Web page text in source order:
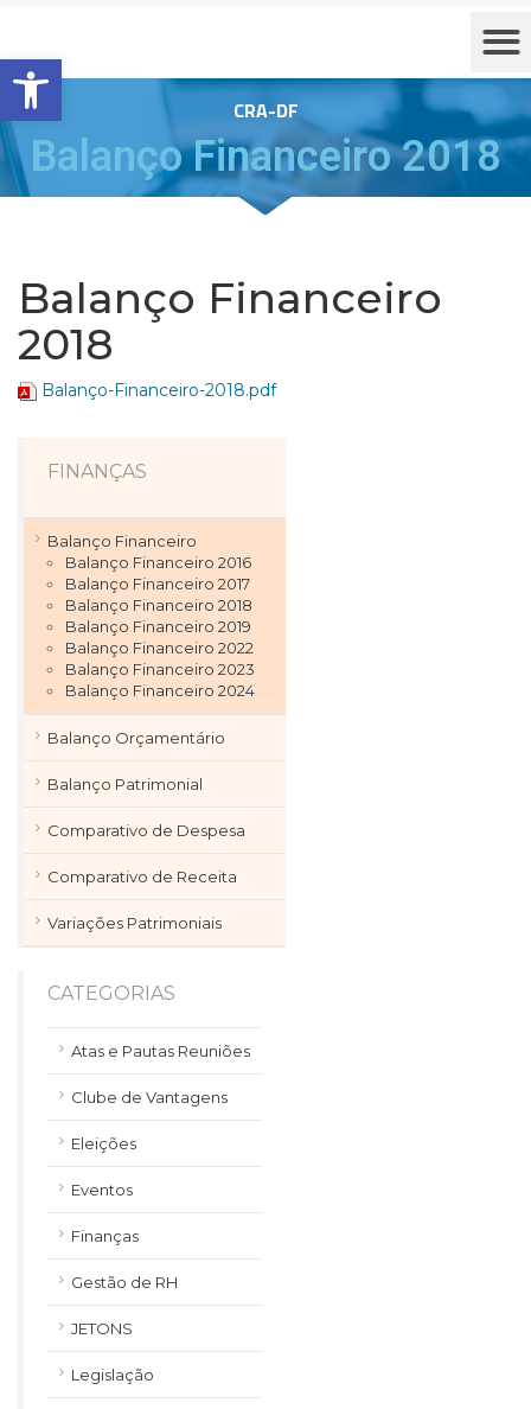
Barra de Ferramentas Aberta
CRA-DF
Balanço Financeiro 2018
Balanço Financeiro
2018
Balanço-Financeiro-2018.pdf
FINANÇAS
Balanço Financeiro
Balanço Financeiro 2016
Balanço Financeiro 2017
Balanço Financeiro 2018
Balanço Financeiro 2019
Balanço Financeiro 2022
Balanço Financeiro 2023
Balanço Financeiro 2024
Balanço Orçamentário
Balanço Patrimonial
Comparativo de Despesa
Comparativo de Receita
Variações Patrimoniais
CATEGORIAS
Atas e Pautas Reuniões
Clube de Vantagens
Eleições
Eventos
Finanças
Gestão de RH
JETONS
Legislação